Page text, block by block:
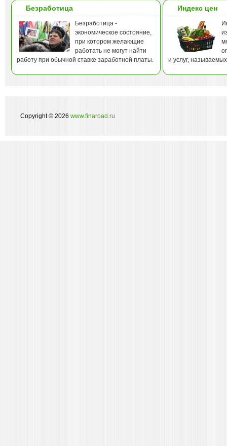
Безработица
Безработица -
экономическое состояние,
при котором желающие
работать не могут найти
работу при обычной ставке заработной платы.
Индекс цен
и услуг,
Copyright © 2026 www.finaroad.ru